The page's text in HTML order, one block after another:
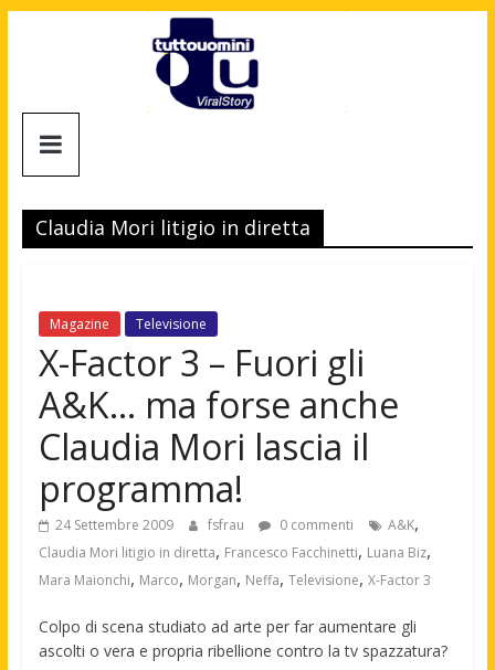
Tuttouomini
Tv,
Cinema,
news
moda
maschile
Claudia Mori litigio in diretta
Magazine Televisione
X-Factor 3 – Fuori gli
A&K… ma forse anche
Claudia Mori lascia il
programma!
24 Settembre 2009 fsfrau 0 commenti A&K,
Claudia Mori litigio in diretta, Francesco Facchinetti, Luana Biz,
Mara Maionchi, Marco, Morgan, Neffa, Televisione, X-Factor 3
Colpo di scena studiato ad arte per far aumentare gli
ascolti o vera e propria ribellione contro la tv spazzatura?